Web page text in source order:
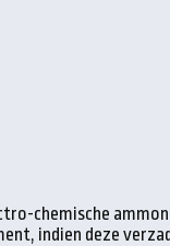
chemische
indien deze